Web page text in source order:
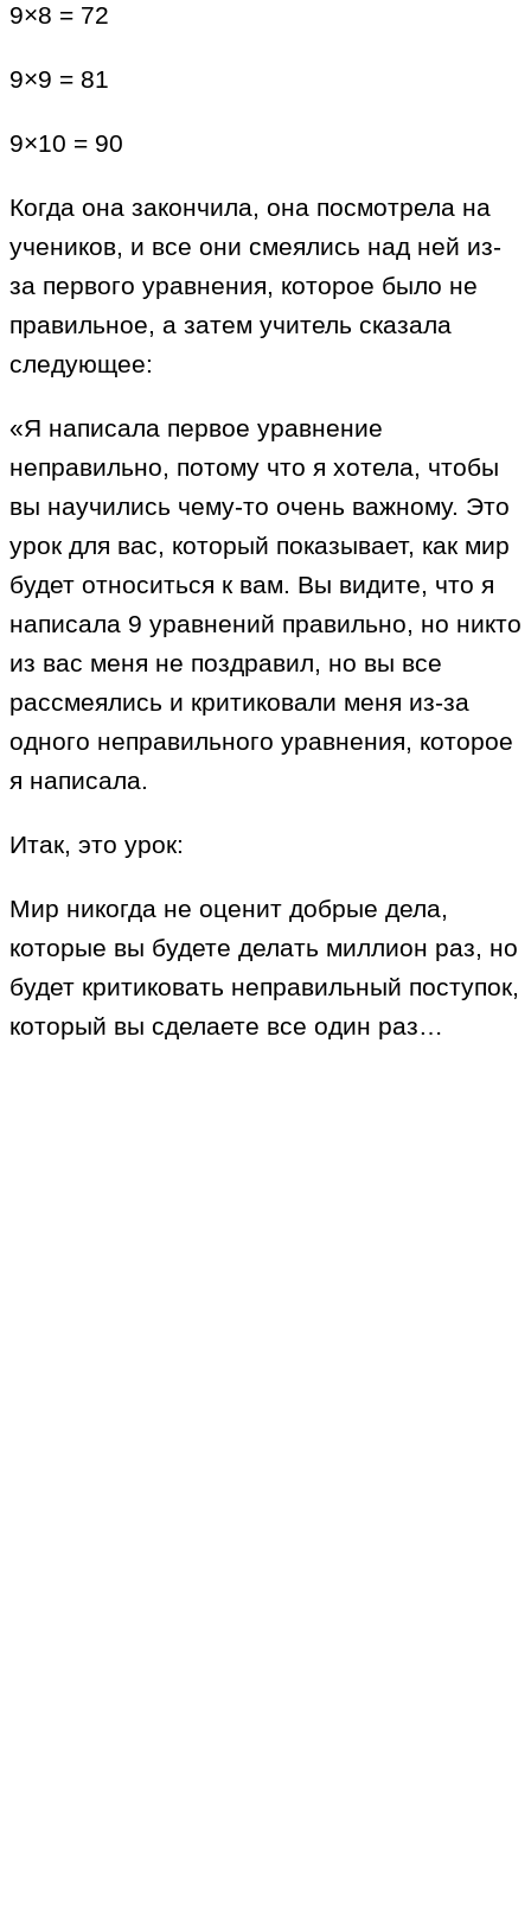
9×8 = 72
9×9 = 81
9×10 = 90
Когда она закончила, она посмотрела на
учеников, и все они смеялись над ней из-
за первого уравнения, которое было не
правильное, а затем учитель сказала
следующее:
«Я написала первое уравнение
неправильно, потому что я хотела, чтобы
вы научились чему-то очень важному. Это
урок для вас, который показывает, как мир
будет относиться к вам. Вы видите, что я
написала 9 уравнений правильно, но никто
из вас меня не поздравил, но вы все
рассмеялись и критиковали меня из-за
одного неправильного уравнения, которое
я написала.
Итак, это урок:
Мир никогда не оценит добрые дела,
которые вы будете делать миллион раз, но
будет критиковать неправильный поступок,
который вы сделаете все один раз…